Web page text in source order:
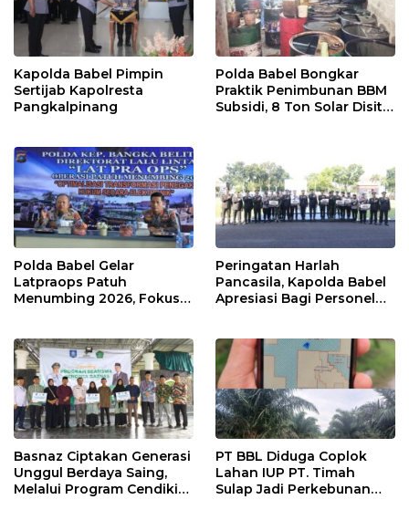
Kapolda Babel Pimpin
Sertijab Kapolresta
Pangkalpinang
Polda Babel Bongkar
Praktik Penimbunan BBM
Subsidi, 8 Ton Solar Disita
Polda Babel Gelar
Latpraops Patuh
Menumbing 2026, Fokus
Peringatan Harlah
Pancasila, Kapolda Babel
Apresiasi Bagi Personel
Basnaz Ciptakan Generasi
Unggul Berdaya Saing,
Melalui Program Cendikia
PT BBL Diduga Coplok
Lahan IUP PT. Timah
Sulap Jadi Perkebunan